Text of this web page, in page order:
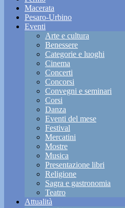
Macerata
Pesaro-Urbino
Eventi
Arte e cultura
Benessere
Categorie e luoghi
Cinema
Concerti
Concorsi
Convegni e seminari
Corsi
Danza
Eventi del mese
Festival
Mercatini
Mostre
Musica
Presentazione libri
Religione
Sagra e gastronomia
Teatro
Attualità